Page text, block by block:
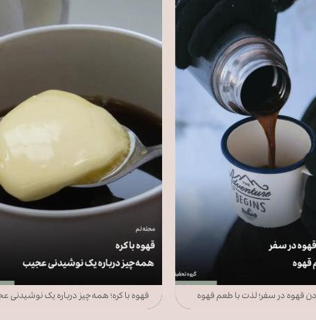
قهوه با کره؛ همه‌چیز درباره یک نوشیدنی قهوه در سفر؛ لذت با طعم قهوه